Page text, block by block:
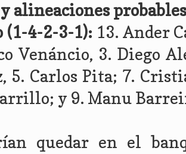
alineaciones probables
(1-4-2-3-1): 13. Ander
Venáncio, 3. Diego
5. Carlos Pita; 7.
y 9. Manu
quedar en el